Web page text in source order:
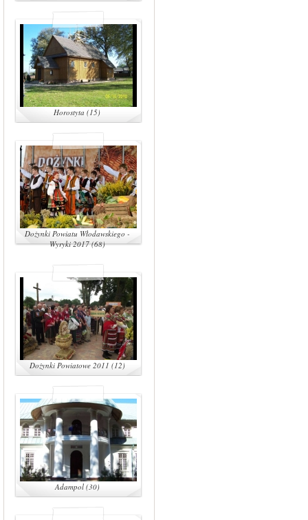
Horostyta (15)
Dożynki Powiatu Włodawskiego -
Wyryki 2017 (68)
Dożynki Powiatowe 2011 (12)
Adampol (30)